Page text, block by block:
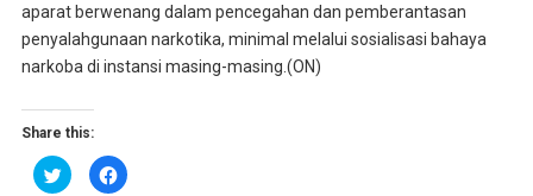
aparat berwenang dalam pencegahan dan pemberantasan
penyalahgunaan narkotika, minimal melalui sosialisasi bahaya
narkoba di instansi masing-masing.(ON)
Share this:
K
l
K
l